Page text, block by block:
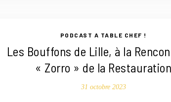
PODCAST A TABLE CHEF !
Les Bouffons de Lille, à la
« Zorro » de la Restauration
31 octobre 2023